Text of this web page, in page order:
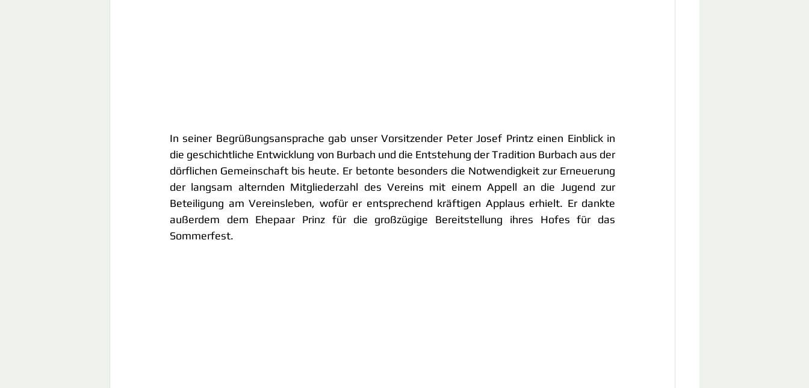
In seiner Begrüßungsansprache gab unser Vorsitzender Peter Josef Printz einen Einblick in
die geschichtliche Entwicklung von Burbach und die Entstehung der Tradition Burbach aus der
dörflichen Gemeinschaft bis heute. Er betonte besonders die Notwendigkeit zur Erneuerung
der langsam alternden Mitgliederzahl des Vereins mit einem Appell an die Jugend zur
Beteiligung am Vereinsleben, wofür er entsprechend kräftigen Applaus erhielt. Er dankte
außerdem dem Ehepaar Prinz für die großzügige Bereitstellung ihres Hofes für das
Sommerfest.